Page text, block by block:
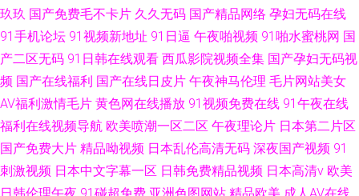
玖玖 国产免费毛不卡片 久久无码 国产精品网络 孕妇无码在线
91手机论坛 91视频新地址 91日逼 午夜啪视频 91啪水蜜桃网 国
产二区无码 91日韩在线观看 西瓜影院视频全集 国产孕妇无码视
频 国产在线福利 国产在线日皮片 午夜神马伦理 毛片网站美女
AV福利激情毛片 黄色网在线播放 91视频免费在线 91午夜在线
福利在线视频导航 欧美喷潮一区二区 午夜理论片 日本第二片区
国产免费大片 精品呦视频 日本乱伦高清无码 深夜国产视频 91
刺激视频 日本中文字幕一区 日韩免费精品视频 日本高清v 欧美